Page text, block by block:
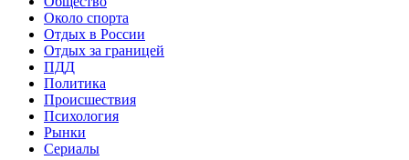
Около спорта
Отдых в России
Отдых за границей
ПДД
Политика
Происшествия
Психология
Рынки
Сериалы